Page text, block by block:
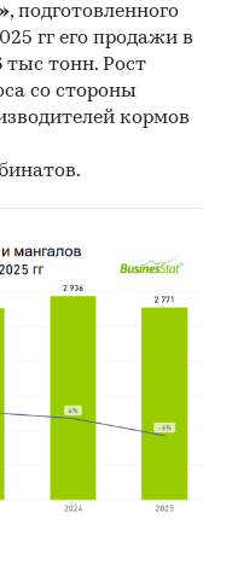
, подготовленного
гг его продажи в
тыс тонн. Рост
со стороны
кормов